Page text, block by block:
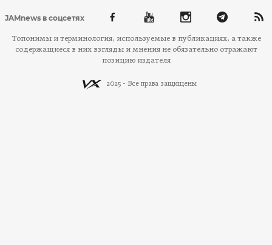
JAMnews в соцсетях
Топонимы и терминология, используемые в публикациях, а также
содержащиеся в них взгляды и мнения не обязательно отражают
позицию издателя
2025 - Все права защищены